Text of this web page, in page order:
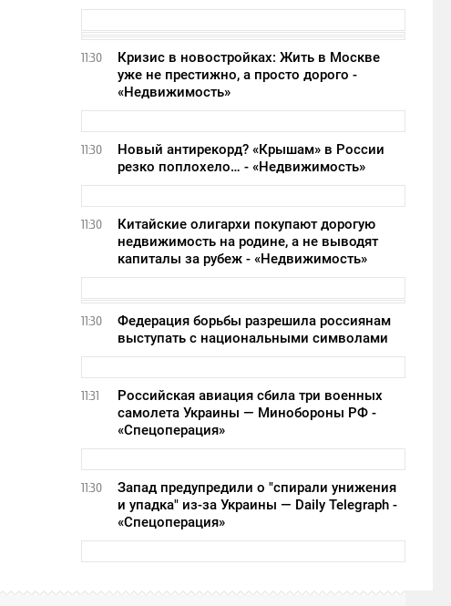
11:30
Кризис в новостройках: Жить в Москве
уже не престижно, а просто дорого -
«Недвижимость»
11:30
Новый антирекорд? «Крышам» в России
резко поплохело… - «Недвижимость»
11:30
Китайские олигархи покупают дорогую
недвижимость на родине, а не выводят
капиталы за рубеж - «Недвижимость»
11:30
Федерация борьбы разрешила россиянам
выступать с национальными символами
11:31
Российская авиация сбила три военных
самолета Украины — Минобороны РФ -
«Спецоперация»
11:30
Запад предупредили о "спирали унижения
и упадка" из-за Украины — Daily Telegraph -
«Спецоперация»